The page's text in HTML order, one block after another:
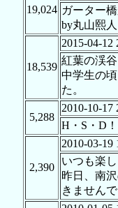
19,024 ガーター
by丸山熙人
18,539
2015-04-12
紅葉の渓
中学生の
た。
5,288
2010-10-17
H・S・D
2,390
2010-03-19
いつも楽
昨日、南
きませんで